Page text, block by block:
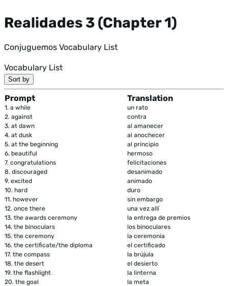
Realidades 3 (Chapter 1)
Conjuguemos Vocabulary List
Vocabulary List
Sort by
Prompt Translation
1. a while
un rato
2. against
contra
3. at dawn
al amanecer
4. at dusk
al anochecer
5. at the beginning
al principio
6. beautiful
hermoso
7. congratulations
felicitaciones
8. discouraged
desanimado
9. excited
animado
10. hard
duro
11. however
sin embargo
12. once there
una vez allí
13. the awards ceremony
la entrega de premios
14. the binoculars
los binoculares
15. the ceremony
la ceremonia
16. the certificate/the diploma
el certificado
17. the compass
la brújula
18. the desert
el desierto
19. the flashlight
la linterna
20. the goal
la meta